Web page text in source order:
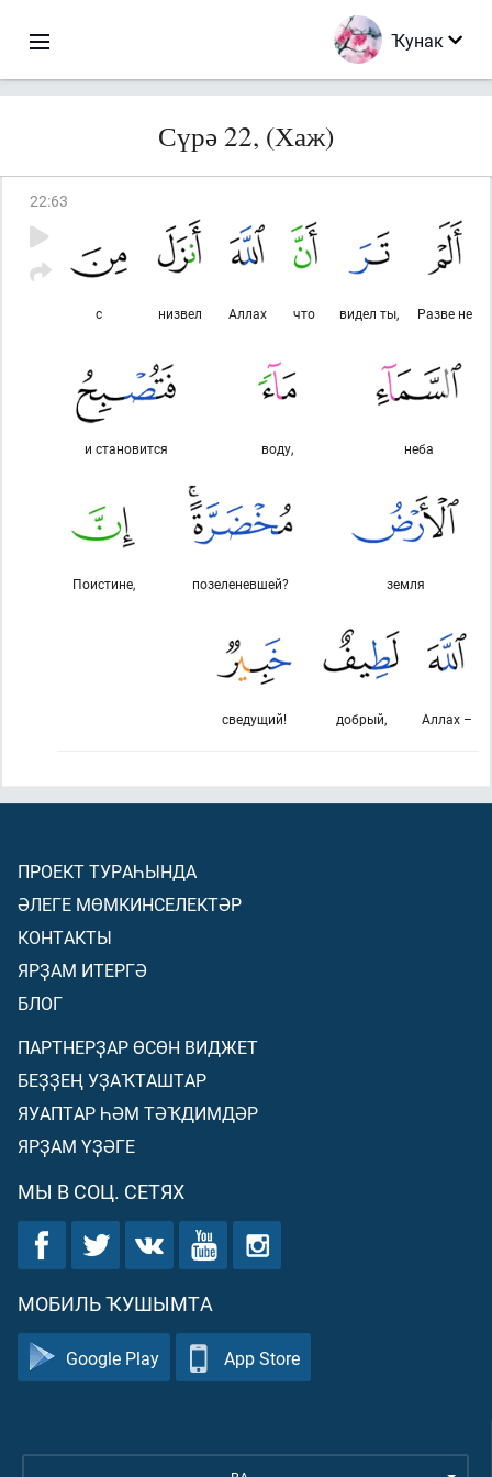
Ҡунак
Сүрә 22, (Хаж)
22:63
Разве не
видел ты,
что
Аллах
низвел
с
неба
воду,
и становится
земля
позеленевшей?
Поистине,
Аллах –
добрый,
сведущий!
ПРОЕКТ ТУРАҺЫНДА
ӘЛЕГЕ МӨМКИНСЕЛЕКТӘР
КОНТАКТЫ
ЯРҘАМ ИТЕРГӘ
БЛОГ
ПАРТНЕРҘАР ӨСӨН ВИДЖЕТ
БЕҘҘЕҢ УҘАҠТАШТАР
ЯУАПТАР ҺӘМ ТӘҠДИМДӘР
ЯРҘАМ ҮҘӘГЕ
МЫ В СОЦ. СЕТЯХ
МОБИЛЬ ҠУШЫМТА
Google Play App Store